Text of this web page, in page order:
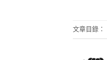
文章目錄：